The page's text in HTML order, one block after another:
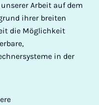
Arbeit auf dem
ihrer breiten
die Möglichkeit
in der